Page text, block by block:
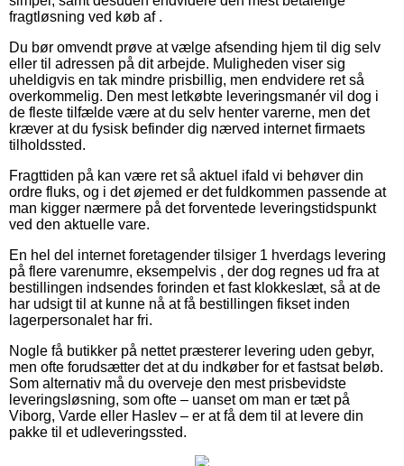
fragtløsning ved køb af .
Du bør omvendt prøve at vælge afsending hjem til dig selv
eller til adressen på dit arbejde. Muligheden viser sig
uheldigvis en tak mindre prisbillig, men endvidere ret så
overkommelig. Den mest letkøbte leveringsmanér vil dog i
de fleste tilfælde være at du selv henter varerne, men det
kræver at du fysisk befinder dig nærved internet firmaets
tilholdssted.
Fragttiden på kan være ret så aktuel ifald vi behøver din
ordre fluks, og i det øjemed er det fuldkommen passende at
man kigger nærmere på det forventede leveringstidspunkt
ved den aktuelle vare.
En hel del internet foretagender tilsiger 1 hverdags levering
på flere varenumre, eksempelvis , der dog regnes ud fra at
bestillingen indsendes forinden et fast klokkeslæt, så at de
har udsigt til at kunne nå at få bestillingen fikset inden
lagerpersonalet har fri.
Nogle få butikker på nettet præsterer levering uden gebyr,
men ofte forudsætter det at du indkøber for et fastsat beløb.
Som alternativ må du overveje den mest prisbevidste
leveringsløsning, som ofte – uanset om man er tæt på
Viborg, Varde eller Haslev – er at få dem til at levere din
pakke til et udleveringssted.